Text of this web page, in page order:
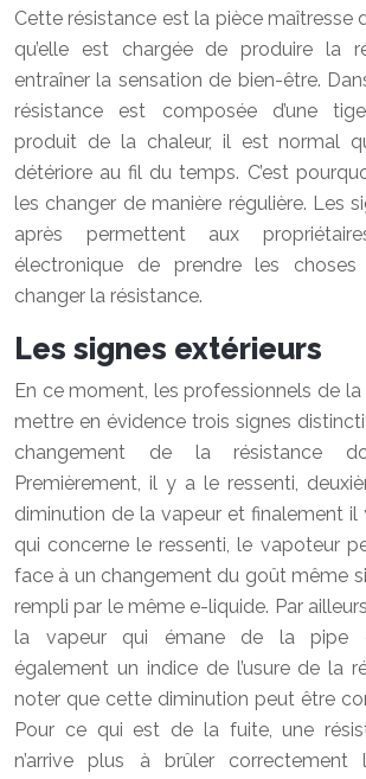
Cette résistance est la pièce maîtresse
qu’elle est chargée de produire la
entraîner la sensation de bien-être.
résistance est composée d’une
produit de la chaleur, il est normal
détériore au fil du temps. C’est
les changer de manière régulière. Les
après permettent aux
électronique de prendre les
changer la résistance.
Les signes extérieurs
En ce moment, les professionnels de
mettre en évidence trois signes
changement de la résistance
Premièrement, il y a le ressenti,
diminution de la vapeur et finalement il
qui concerne le ressenti, le vapoteur
face à un changement du goût même
rempli par le même e-liquide. Par
la vapeur qui émane de la pipe
également un indice de l’usure de la
noter que cette diminution peut être
Pour ce qui est de la fuite, une
n’arrive plus à brûler correctement